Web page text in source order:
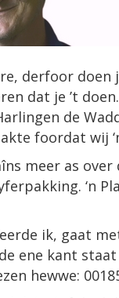
derfoor doen
dat je ’t
de
foordat wij
meer as
‘n
ik, gaat
ene kant
hewwe: